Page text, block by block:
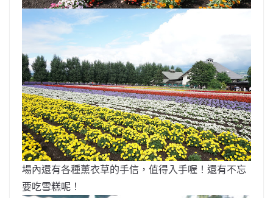
場內還有各種薰衣草的手信，值得入手喔！還有不忘
要吃雪糕呢！